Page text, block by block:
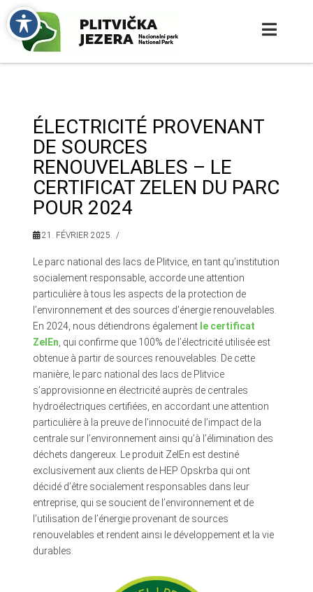
ÉLECTRICITÉ PROVENANT
DE SOURCES
RENOUVELABLES – LE
CERTIFICAT ZELEN DU PARC
POUR 2024
21. FÉVRIER 2025.
Le parc national des lacs de Plitvice, en tant qu’institution
socialement responsable, accorde une attention
particulière à tous les aspects de la protection de
l’environnement et des sources d’énergie renouvelables.
En 2024, nous détiendrons également le certificat
ZelEn , qui confirme que 100% de l’électricité utilisée est
obtenue à partir de sources renouvelables. De cette
manière, le parc national des lacs de Plitvice
s’approvisionne en électricité auprès de centrales
hydroélectriques certifiées, en accordant une attention
particulière à la preuve de l’innocuité de l’impact de la
centrale sur l’environnement ainsi qu’à l’élimination des
déchets dangereux. Le produit ZelEn est destiné
exclusivement aux clients de HEP Opskrba qui ont
décidé d’être socialement responsables dans leur
entreprise, qui se soucient de l’environnement et de
l’utilisation de l’énergie provenant de sources
renouvelables et rendent ainsi le développement et la vie
durables.